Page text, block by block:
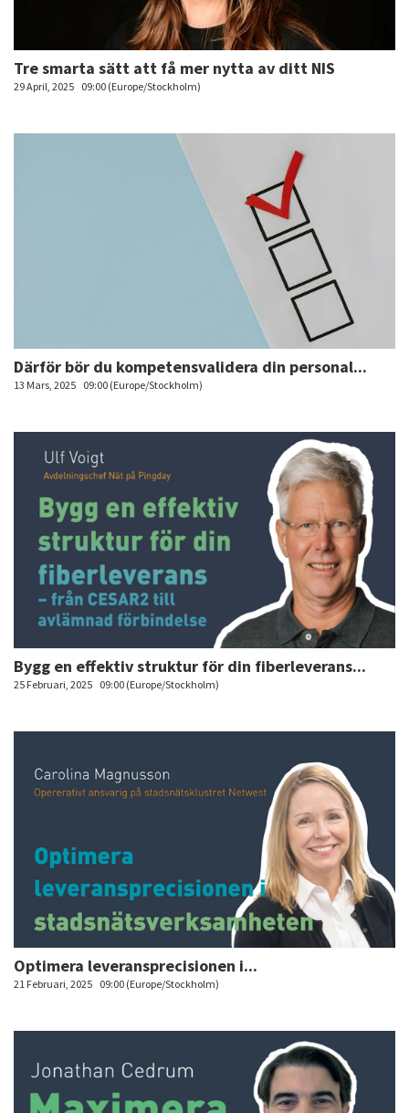
Tre smarta sätt att få mer nytta av ditt NIS
29 April, 2025 09:00 (Europe/Stockholm)
Därför bör du kompetensvalidera din personal...
13 Mars, 2025 09:00 (Europe/Stockholm)
Bygg en effektiv struktur för din fiberleverans...
25 Februari, 2025 09:00 (Europe/Stockholm)
Optimera leveransprecisionen i...
21 Februari, 2025 09:00 (Europe/Stockholm)